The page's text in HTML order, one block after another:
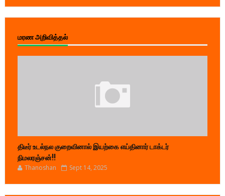
மரண அறிவித்தல்
திடீர் உடல்நல குறைவினால் இயற்கை எய்தினார் டாக்டர்
நிமலரஞ்சன்!!
Thanoshan Sept 14, 2025